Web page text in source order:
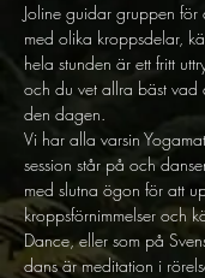
Joline guidar gruppen för
med olika kroppsdelar,
hela stunden är ett fritt
och du vet allra bäst vad
den dagen.
Vi har alla varsin
session står på och
med slutna ögon för att
kroppsförnimmelser och
Dance, eller som på
dans är meditation i